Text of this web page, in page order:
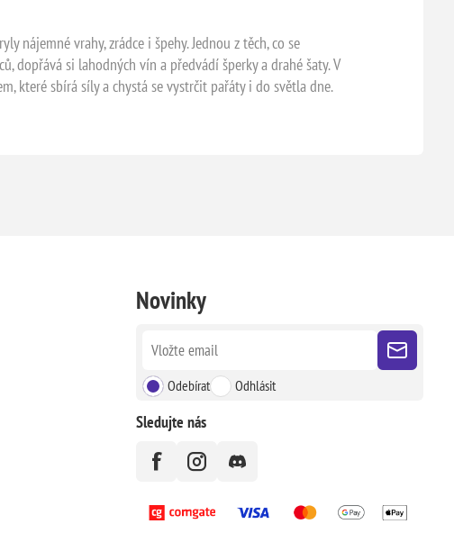
nájemné vrahy, zrádce i špehy. Jednou z těch, co se
dopřává si lahodných vín a předvádí šperky a drahé šaty. V
které sbírá síly a chystá se vystrčit pařáty i do světla dne.
Novinky
Odebírat Odhlásit
Sledujte nás